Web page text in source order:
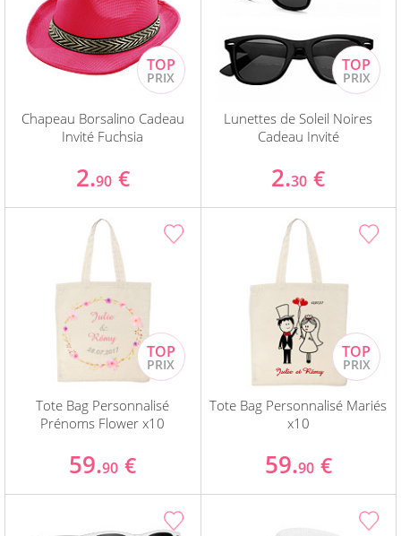
Chapeau Borsalino Cadeau
Invité Fuchsia
2.90 €
Lunettes de Soleil Noires
Cadeau Invité
2.30 €
Tote Bag Personnalisé
Prénoms Flower x10
59.90 €
Tote Bag Personnalisé Mariés
x10
59.90 €